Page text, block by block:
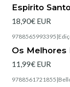
Espirito
18,90€ EUR
9788565993395 |
Os Melhores
11,99€ EUR
9788561721855 |